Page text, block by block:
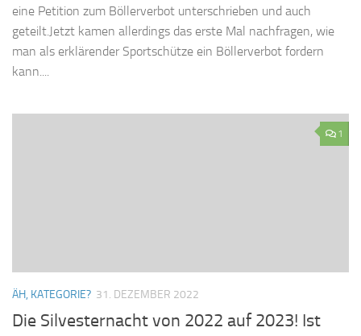
eine Petition zum Böllerverbot unterschrieben und auch
geteilt.Jetzt kamen allerdings das erste Mal nachfragen, wie
man als erklärender Sportschütze ein Böllerverbot fordern
kann....
1
ÄH, KATEGORIE? 31. DEZEMBER 2022
Die Silvesternacht von 2022 auf 2023! Ist